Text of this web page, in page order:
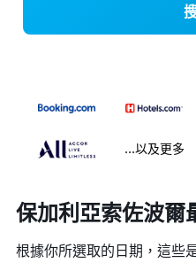
...以及更多
保加利亞索佐波爾
根據你所選取的日期，這些